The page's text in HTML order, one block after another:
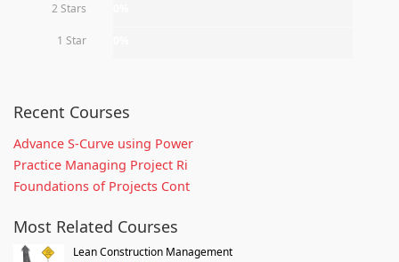
2 Stars
1 Star
Recent Courses
Advance S-Curve using Power
Practice Managing Project Ri
Foundations of Projects Cont
Most Related Courses
Lean Construction Management